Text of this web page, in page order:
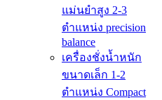
แม่นยำสูง 2-3
ตำแหน่ง precision
balance
เครื่องชั่งน้ำหนัก
ขนาดเล็ก 1-2
ตำแหน่ง Compact